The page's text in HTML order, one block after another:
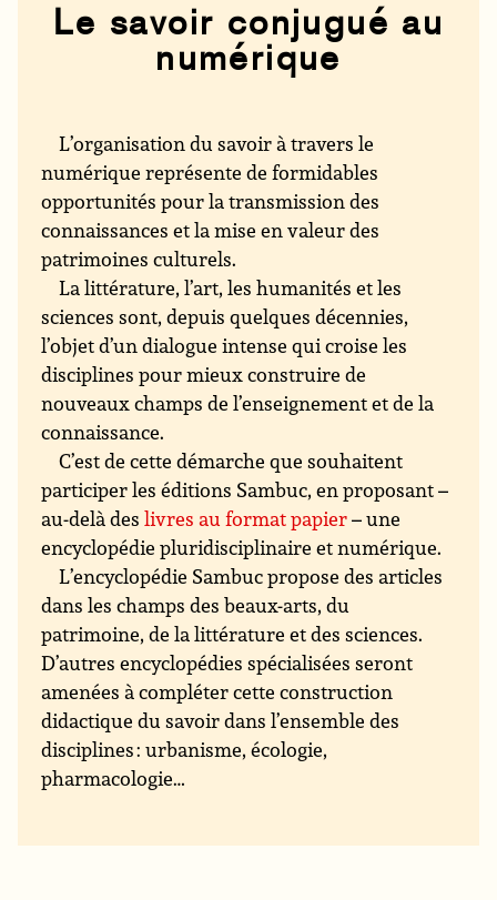
Le savoir conjugué au
numérique
L’organisation du savoir à travers le
numérique représente de formidables
opportunités pour la transmission des
connaissances et la mise en valeur des
patrimoines culturels.
La littérature, l’art, les humanités et les
sciences sont, depuis quelques décennies,
l’objet d’un dialogue intense qui croise les
disciplines pour mieux construire de
nouveaux champs de l’enseignement et de la
connaissance.
C’est de cette démarche que souhaitent
participer les éditions Sambuc, en proposant –
au-delà deslivres au format papier– une
encyclopédie pluridisciplinaire et numérique.
L’encyclopédie Sambuc propose des articles
dans les champs des beaux-arts, du
patrimoine, de la littérature et des sciences.
D’autres encyclopédies spécialisées seront
amenées à compléter cette construction
didactique du savoir dans l’ensemble des
disciplines : urbanisme, écologie,
pharmacologie…